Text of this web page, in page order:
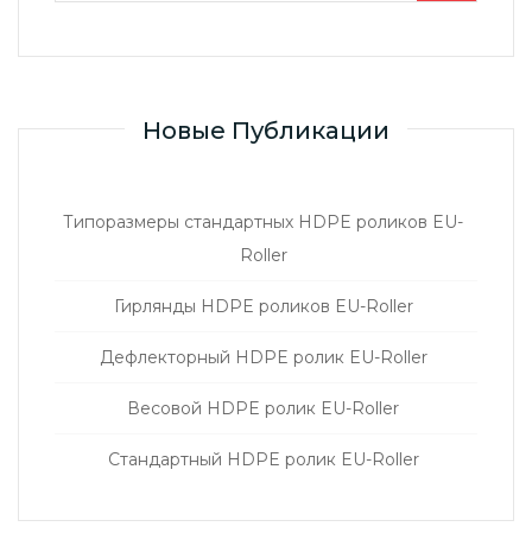
Новые Публикации
Типоразмеры стандартных HDPE роликов EU-
Roller
Гирлянды HDPE роликов EU-Roller
Дефлекторный HDPE ролик EU-Roller
Весовой HDPE ролик EU-Roller
Стандартный HDPE ролик EU-Roller